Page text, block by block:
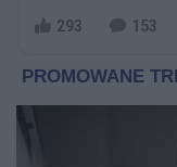
293 153